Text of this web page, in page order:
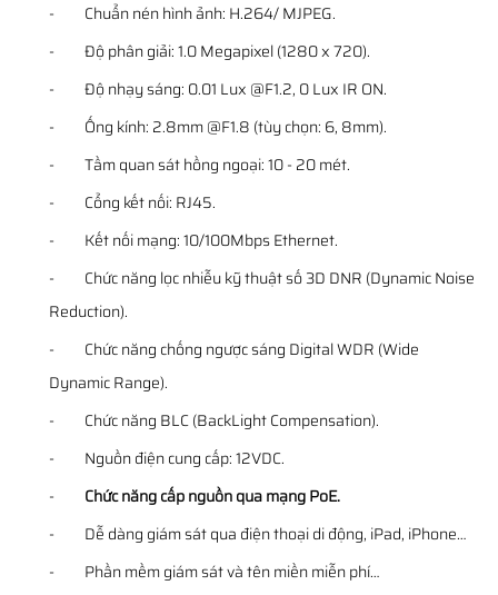
- Chuẩn nén hình ảnh: H.264/ MJPEG.
- Độ phân giải: 1.0 Megapixel (1280 x 720).
- Độ nhạy sáng: 0.01 Lux @F1.2, 0 Lux IR ON.
- Ống kính: 2.8mm @F1.8 (tùy chọn: 6, 8mm).
- Tầm quan sát hồng ngoại: 10 - 20 mét.
- Cổng kết nối: RJ45.
- Kết nối mạng: 10/100Mbps Ethernet.
- Chức năng lọc nhiễu kỹ thuật số 3D DNR (Dynamic Noise
Reduction).
- Chức năng chống ngược sáng Digital WDR (Wide
Dynamic Range).
- Chức năng BLC (BackLight Compensation).
- Nguồn điện cung cấp: 12VDC.
- Chức năng cấp nguồn qua mạng PoE.
- Dễ dàng giám sát qua điện thoại di động, iPad, iPhone…
- Phần mềm giám sát và tên miền miễn phí…